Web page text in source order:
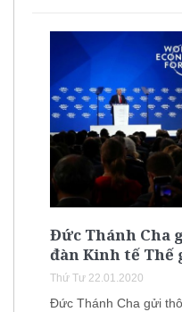
Đức Thánh Cha
đàn Kinh tế Thế
Thứ Tư 22.01.2020
Đức Thánh Cha gửi